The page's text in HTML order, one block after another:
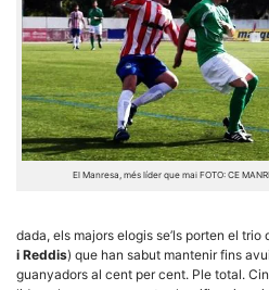
El Manresa, més líder que mai FOTO: CE
dada, els majors elogis se’ls porten el trio
i Reddis) que han sabut mantenir fins
guanyadors al cent per cent. Ple total.